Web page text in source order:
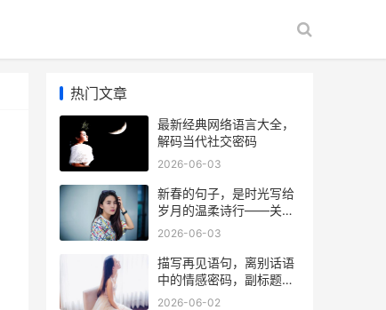
热门文章
最新经典网络语言大全，
解码当代社交密码
2026-06-03
新春的句子，是时光写给
岁月的温柔诗行——关于
年节记忆与语言温度的随
2026-06-03
描写再见语句，离别话语
中的情感密码，副标题，
编辑眼中的告别艺术
2026-06-02